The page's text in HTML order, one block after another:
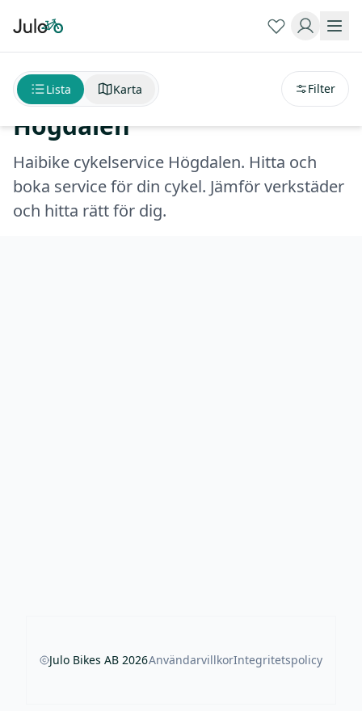
Haibike cykelservice
Högdalen
Haibike cykelservice Högdalen. Hitta och
boka service för din cykel. Jämför verkstäder
och hitta rätt för dig.
Lista Karta Filter
avstånd
Julo Bikes AB 2026AnvändarvillkorIntegritetspolicy